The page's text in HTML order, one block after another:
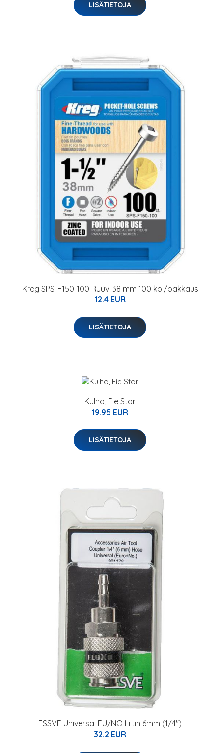
LISÄTIETOJA
Kreg SPS-F150-100 Ruuvi 38 mm 100 kpl/pakkaus
12.4 EUR
LISÄTIETOJA
Kulho, Fie Stor
19.95 EUR
LISÄTIETOJA
ESSVE Universal EU/NO Liitin 6mm (1/4")
32.2 EUR